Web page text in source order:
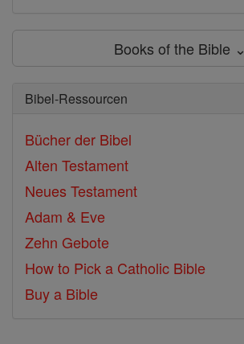
Books of the Bible ⌄
Bibel-Ressourcen
Bücher der Bibel
Alten Testament
Neues Testament
Adam & Eve
Zehn Gebote
How to Pick a Catholic Bible
Buy a Bible